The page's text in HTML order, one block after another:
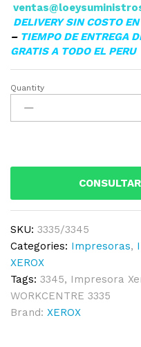
DELIVERY SIN COSTO
– TIEMPO DE ENTREGA
GRATIS A TODO EL PERU
IMPRESORA
XEROX
WORKCENTRE
Quantity
SKU: 3335/3345
Categories: Impresoras,
XEROX
Tags: 3345, Impresora
WORKCENTRE 3335
Brand: XEROX